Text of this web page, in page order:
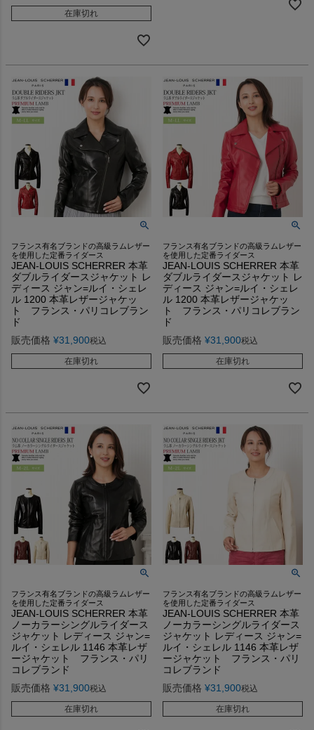
在庫切れ
フランス有名ブランドの高級ラムレザー
を使用した定番ライダース
JEAN-LOUIS SCHERRER 本革
ダブルライダースジャケット レ
ディース ジャン=ルイ・シェレ
ル 1200 本革レザージャケッ
ト フランス・パリコレブラン
ド
販売価格 ¥31,900税込
在庫切れ
フランス有名ブランドの高級ラムレザー
を使用した定番ライダース
JEAN-LOUIS SCHERRER 本革
ダブルライダースジャケット レ
ディース ジャン=ルイ・シェレ
ル 1200 本革レザージャケッ
ト フランス・パリコレブラン
ド
販売価格 ¥31,900税込
在庫切れ
フランス有名ブランドの高級ラムレザー
を使用した定番ライダース
JEAN-LOUIS SCHERRER 本革
ノーカラーシングルライダース
ジャケット レディース ジャン=
ルイ・シェレル 1146 本革レザ
ージャケット フランス・パリ
コレブランド
販売価格 ¥31,900税込
在庫切れ
フランス有名ブランドの高級ラムレザー
を使用した定番ライダース
JEAN-LOUIS SCHERRER 本革
ノーカラーシングルライダース
ジャケット レディース ジャン=
ルイ・シェレル 1146 本革レザ
ージャケット フランス・パリ
コレブランド
販売価格 ¥31,900税込
在庫切れ